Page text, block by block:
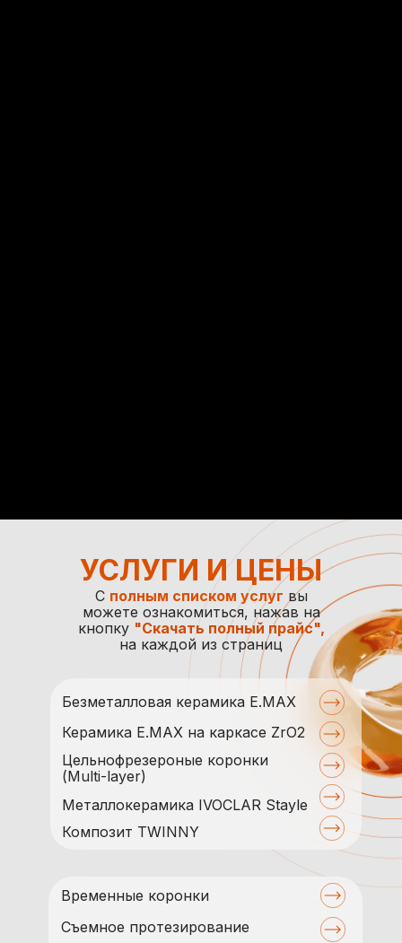
УСЛУГИ И ЦЕНЫ
Безметалловая керамика E.MAX
Керамика Е.MAX на каркасе ZrO2
Цельнофрезероные коронки
(Multi-layer)
Металлокерамика IVOCLAR Stayle
Композит TWINNY
С полным списком услуг вы
можете ознакомиться, нажав на
кнопку "Скачать полный прайс",
на каждой из страниц
Временные коронки
Съемное протезирование